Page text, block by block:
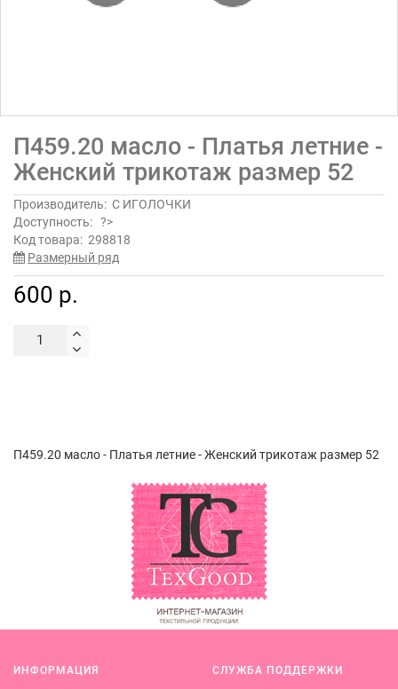
П459.20 масло - Платья летние -
Женский трикотаж размер 52
Производитель: С ИГОЛОЧКИ
Доступность: ?>
Код товара: 298818
Размерный ряд
600 р.
П459.20 масло - Платья летние - Женский трикотаж размер 52
ИНФОРМАЦИЯ СЛУЖБА ПОДДЕРЖКИ